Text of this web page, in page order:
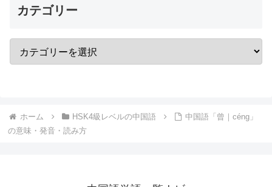
カテゴリー
ホーム HSK4級レベルの中国語
中国語「曾｜céng」
の意味・発音・読み方